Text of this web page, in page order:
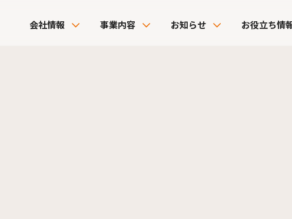
会社情報 事業内容 お知らせ お役立ち情